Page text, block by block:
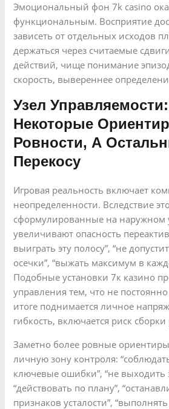
Эмоциональный фон 7k casino
функциональным. Восприятие
зависеть от отдельных исходов
держаться через считаемые
действий, чище понимание
скорость, вывереннее
Узел
Некоторые
Ровности, А
Перекосу
Игровая реальность включает
неопределенности. Вследствие
сформулированные на наружном
увеличивают опасность
выиграть эту полосу”, “не
осечки”, “выжать максимум в
Подобные установки 7к казино
управления тем, что не
итоге поднимается личное
гибкость, включается риск
Заметно более ровные
личную зону контроля:
ключевые ошибки”, “не выходить
“действовать по плану”,
признаков усталости”,